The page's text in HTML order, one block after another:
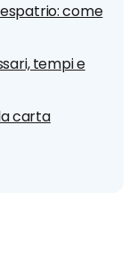
come
tempi e
carta